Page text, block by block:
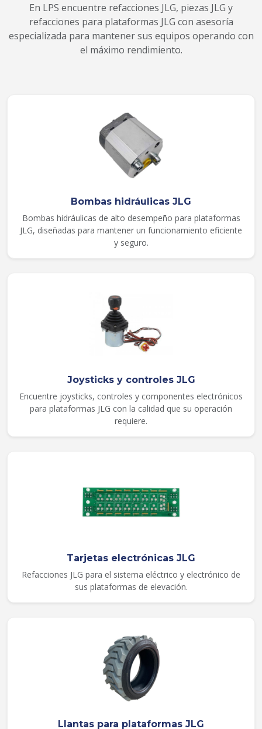
En LPS encuentre refacciones JLG, piezas JLG y
refacciones para plataformas JLG con asesoría
especializada para mantener sus equipos operando con
el máximo rendimiento.
Bombas hidráulicas JLG
Bombas hidráulicas de alto desempeño para plataformas
JLG, diseñadas para mantener un funcionamiento eficiente
y seguro.
Joysticks y controles JLG
Encuentre joysticks, controles y componentes electrónicos
para plataformas JLG con la calidad que su operación
requiere.
Tarjetas electrónicas JLG
Refacciones JLG para el sistema eléctrico y electrónico de
sus plataformas de elevación.
Llantas para plataformas JLG